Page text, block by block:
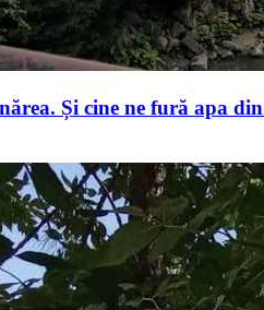
Și cine ne fură apa